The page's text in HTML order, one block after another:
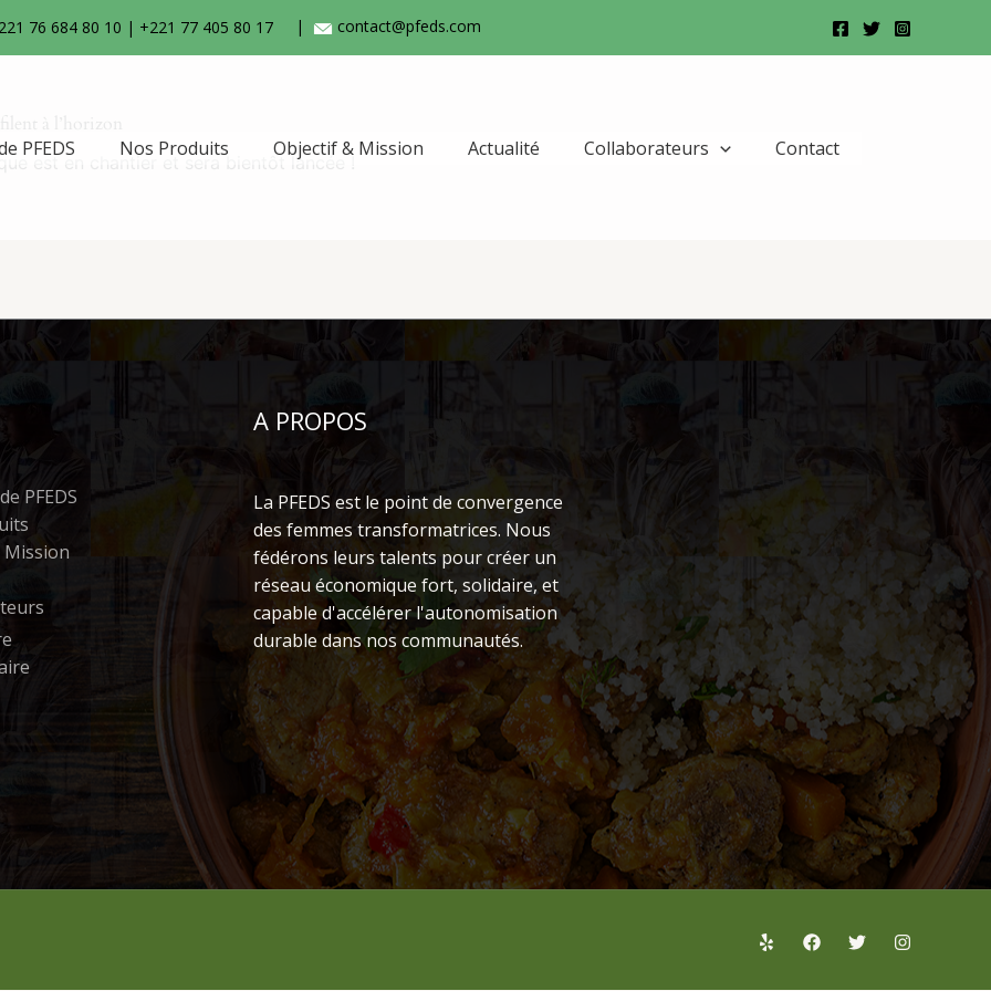
76 684 80 10 | +221 77 405 80 17 | contact@pfeds.com
PFEDS Nos Produits Objectif & Mission Actualité Collaborateurs Contact
est en chantier et sera bientôt lancée !
PFEDS
Mission
A PROPOS
La PFEDS est le point de convergence
des femmes transformatrices. Nous
fédérons leurs talents pour créer un
réseau économique fort, solidaire, et
capable d'accélérer l'autonomisation
durable dans nos communautés.